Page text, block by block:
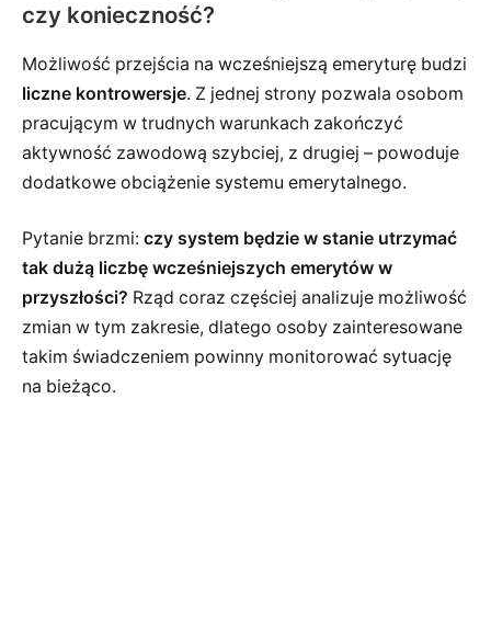
czy konieczność?
Możliwość przejścia na wcześniejszą emeryturę budzi
liczne kontrowersje. Z jednej strony pozwala osobom
pracującym w trudnych warunkach zakończyć
aktywność zawodową szybciej, z drugiej – powoduje
dodatkowe obciążenie systemu emerytalnego.
Pytanie brzmi: czy system będzie w stanie utrzymać
tak dużą liczbę wcześniejszych emerytów w
przyszłości? Rząd coraz częściej analizuje możliwość
zmian w tym zakresie, dlatego osoby zainteresowane
takim świadczeniem powinny monitorować sytuację
na bieżąco.